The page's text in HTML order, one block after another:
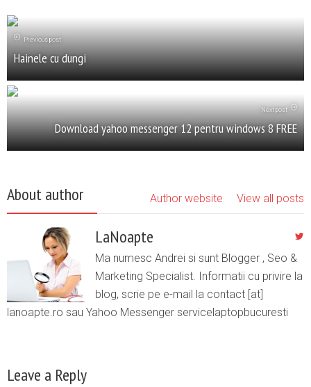
Previous post
Hainele cu dungi
Next post
Download yahoo messenger 12 pentru windows 8 FREE
About author View all posts
Author website
LaNoapte
Ma numesc Andrei si sunt Blogger , Seo &
Marketing Specialist. Informatii cu privire la
blog, scrie pe e-mail la contact [at]
lanoapte.ro sau Yahoo Messenger servicelaptopbucuresti
Leave a Reply